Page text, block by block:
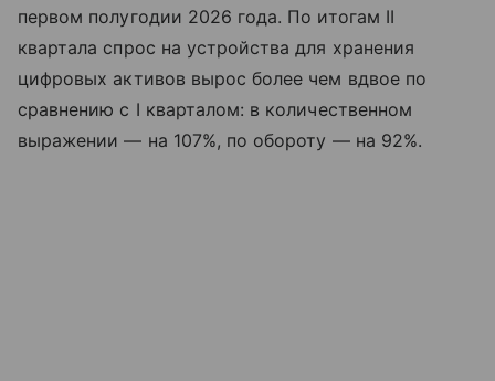
первом полугодии 2026 года. По итогам II
квартала спрос на устройства для хранения
цифровых активов вырос более чем вдвое по
сравнению с I кварталом: в количественном
выражении — на 107%, по обороту — на 92%.